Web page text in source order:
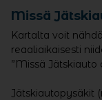
Missä
Kartalta voit
reaaliaikaisesti
”Missä Jätskiauto
Jätskiautopysäkit